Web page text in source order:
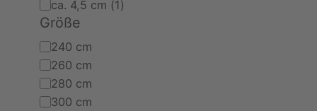
ca. 4,5 cm (1)
Größe
Größe
240 cm
260 cm
280 cm
300 cm